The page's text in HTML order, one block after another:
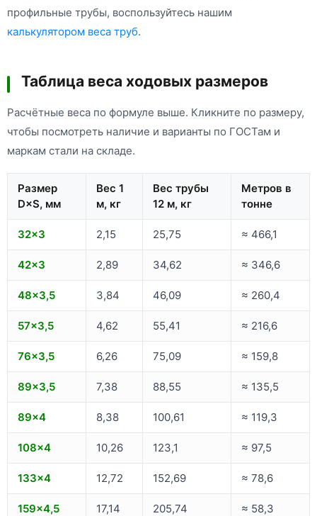
профильные трубы, воспользуйтесь нашим
калькулятором веса труб.
Таблица веса ходовых размеров
Расчётные веса по формуле выше. Кликните по размеру,
чтобы посмотреть наличие и варианты по ГОСТам и
маркам стали на складе.
Размер
D×S, мм
Вес 1
м, кг
Вес трубы
12 м, кг
Метров в
тонне
32×3 2,15 25,75 ≈ 466,1
42×3 2,89 34,62 ≈ 346,6
48×3,5 3,84 46,09 ≈ 260,4
57×3,5 4,62 55,41 ≈ 216,6
76×3,5 6,26 75,09 ≈ 159,8
89×3,5 7,38 88,55 ≈ 135,5
89×4 8,38 100,61 ≈ 119,3
108×4 10,26 123,1 ≈ 97,5
133×4 12,72 152,69 ≈ 78,6
159×4,5 17,14 205,74 ≈ 58,3